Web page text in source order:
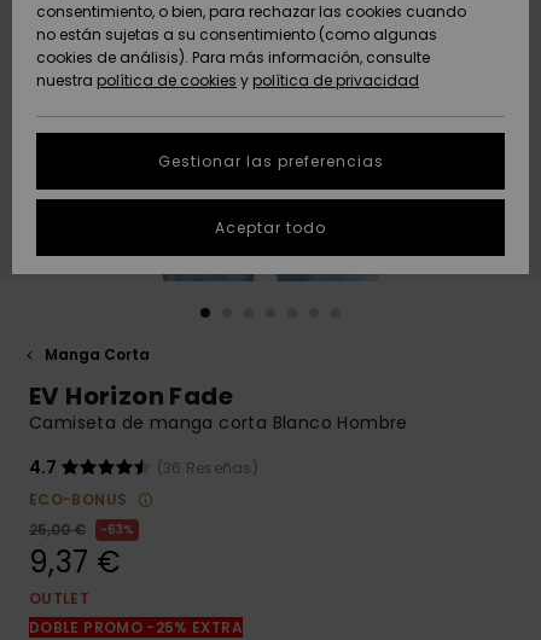
Novedades
Destacados
Novedades
Destacados
Comunidad
AYUDA &
CONTACTO
Protección de
datos
personales
Inicia una
conversación
la respuesta
más rápida a
conversación
respuestas a
las preguntas
contacto.
SOSTENIBILIDAD
Manga Corta
EV Horizon Fade
Camiseta de manga corta Blanco Hombre
4.7
(36 Reseñas)
ECO-BONUS
25,00 €
63%
9,37 €
OUTLET
DOBLE PROMO -25% EXTRA
consentimiento, o bien, para rechazar las cookies cuando
no están sujetas a su consentimiento (como algunas
cookies de análisis). Para más información, consulte
nuestra política de cookies y política de privacidad
Gestionar las preferencias
Aceptar todo